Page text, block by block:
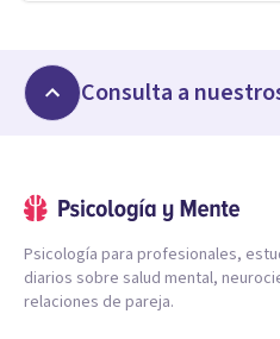
Consulta a
Psicología para profesionales,
diarios sobre salud mental,
relaciones de pareja.